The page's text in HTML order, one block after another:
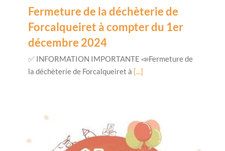
Fermeture de la déchèterie de
Forcalqueiret à compter du 1er
décembre 2024
✅ INFORMATION IMPORTANTE 📣Fermeture de
la déchèterie de Forcalqueiret à [...]